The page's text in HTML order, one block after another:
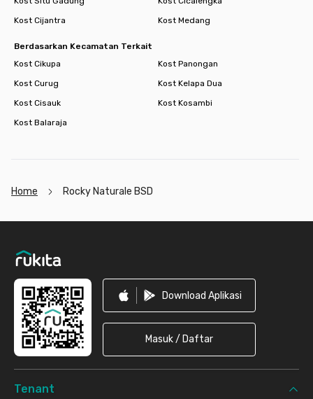
ya!
Cari kost lain di BSD.
Kost Cijantra
Kost Medang
Berdasarkan Kecamatan Terkait
Kost Cikupa
Kost Panongan
Kost Curug
Kost Kelapa Dua
Kost Cisauk
Kost Kosambi
Kost Balaraja
Home Rocky Naturale BSD
Download Aplikasi
Masuk / Daftar
Tenant